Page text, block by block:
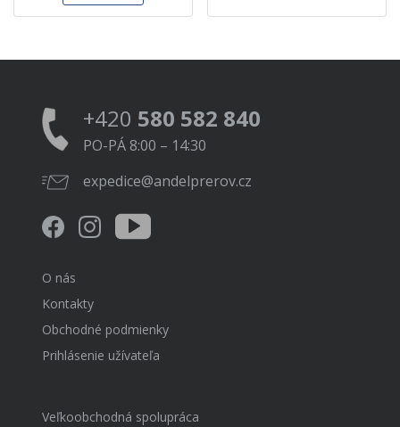
+420 580 582 840
PO-PÁ 8:00 – 14:30
expedice@andelprerov.cz
O nás
Kontakty
Obchodné podmienky
Prihlásenie užívateľa
Veľkoobchodná spolupráca